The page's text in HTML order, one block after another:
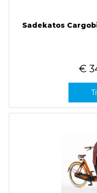
Sadekatos
€